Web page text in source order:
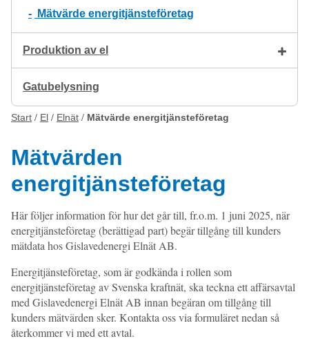
Mätvärde energitjänsteföretag
Produktion av el
Gatubelysning
Start El Elnät Mätvärde energitjänsteföretag
Mätvärden
energitjänsteföretag
Här följer information för hur det går till, fr.o.m. 1 juni 2025, när
energitjänsteföretag (berättigad part) begär tillgång till kunders
mätdata hos Gislavedenergi Elnät AB.
Energitjänsteföretag, som är godkända i rollen som
energitjänsteföretag av Svenska kraftnät, ska teckna ett affärsavtal
med Gislavedenergi Elnät AB innan begäran om tillgång till
kunders mätvärden sker. Kontakta oss via formuläret nedan så
återkommer vi med ett avtal.